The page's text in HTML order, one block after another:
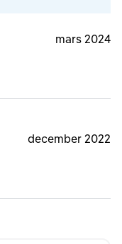
mars 2024
december 2022